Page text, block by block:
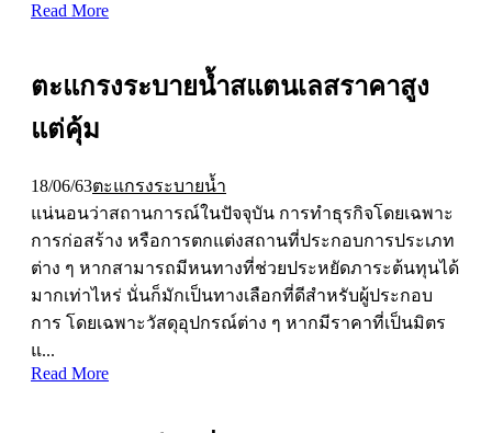
Read More
ตะแกรงระบายน้ำสแตนเลสราคาสูง
แต่คุ้ม
18/06/63ตะแกรงระบายน้ำ
แน่นอนว่าสถานการณ์ในปัจจุบัน การทำธุรกิจโดยเฉพาะ
การก่อสร้าง หรือการตกแต่งสถานที่ประกอบการประเภท
ต่าง ๆ หากสามารถมีหนทางที่ช่วยประหยัดภาระต้นทุนได้
มากเท่าไหร่ นั่นก็มักเป็นทางเลือกที่ดีสำหรับผู้ประกอบ
การ โดยเฉพาะวัสดุอุปกรณ์ต่าง ๆ หากมีราคาที่เป็นมิตร
แ...
Read More